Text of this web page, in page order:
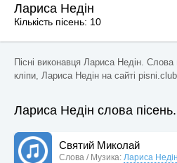
Лариса Недін
Кількість пісень: 10
Пісні виконавця Лариса Недін. Слова
кліпи, Лариса Недін на сайті pisni.club
Лариса Недін слова
Святий Миколай
Слова / Музика: Лариса Недін